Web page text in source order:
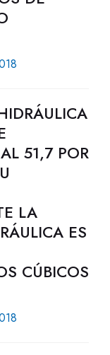
51,7 POR
LA
ES
CÚBICOS